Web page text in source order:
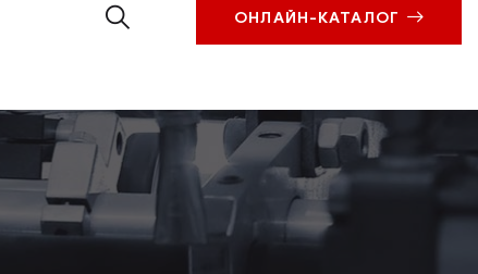
ОНЛАЙН-КАТАЛОГ